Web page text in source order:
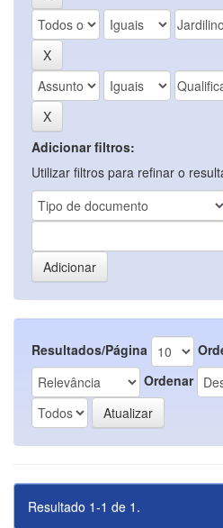
Adicionar filtros:
Utilizar filtros para refinar o
Resultados/Página
Ordenar
Resultado 1-1 de 1.